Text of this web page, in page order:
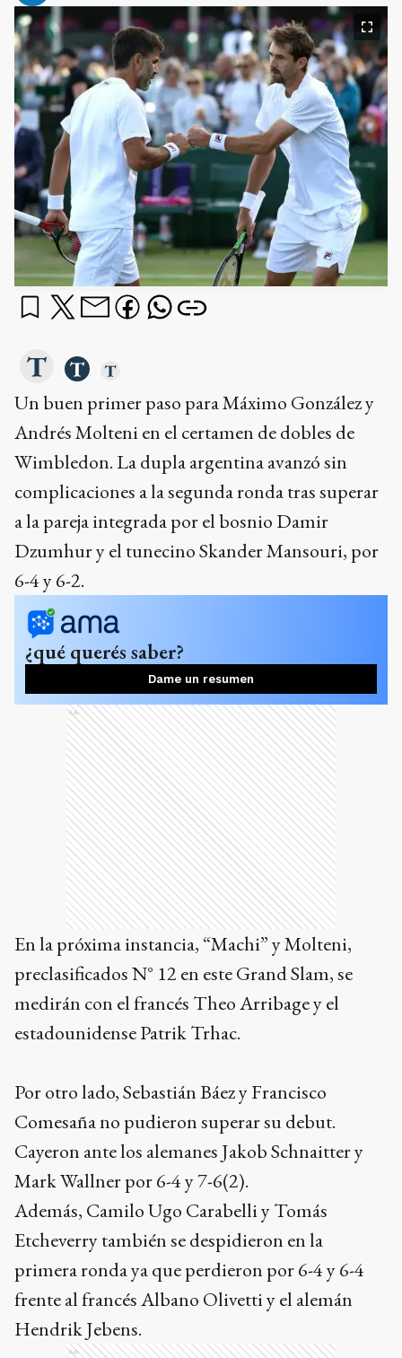
Un buen primer paso para Máximo González y
Andrés Molteni en el certamen de dobles de
Wimbledon. La dupla argentina avanzó sin
complicaciones a la segunda ronda tras superar
a la pareja integrada por el bosnio Damir
Dzumhur y el tunecino Skander Mansouri, por
6-4 y 6-2.
¿qué querés saber?
Dame un resumen
Ads
En la próxima instancia, “Machi” y Molteni,
preclasificados N° 12 en este Grand Slam, se
medirán con el francés Theo Arribage y el
estadounidense Patrik Trhac.
Por otro lado, Sebastián Báez y Francisco
Comesaña no pudieron superar su debut.
Cayeron ante los alemanes Jakob Schnaitter y
Mark Wallner por 6-4 y 7-6(2).
Además, Camilo Ugo Carabelli y Tomás
Etcheverry también se despidieron en la
primera ronda ya que perdieron por 6-4 y 6-4
frente al francés Albano Olivetti y el alemán
Hendrik Jebens.
Ads